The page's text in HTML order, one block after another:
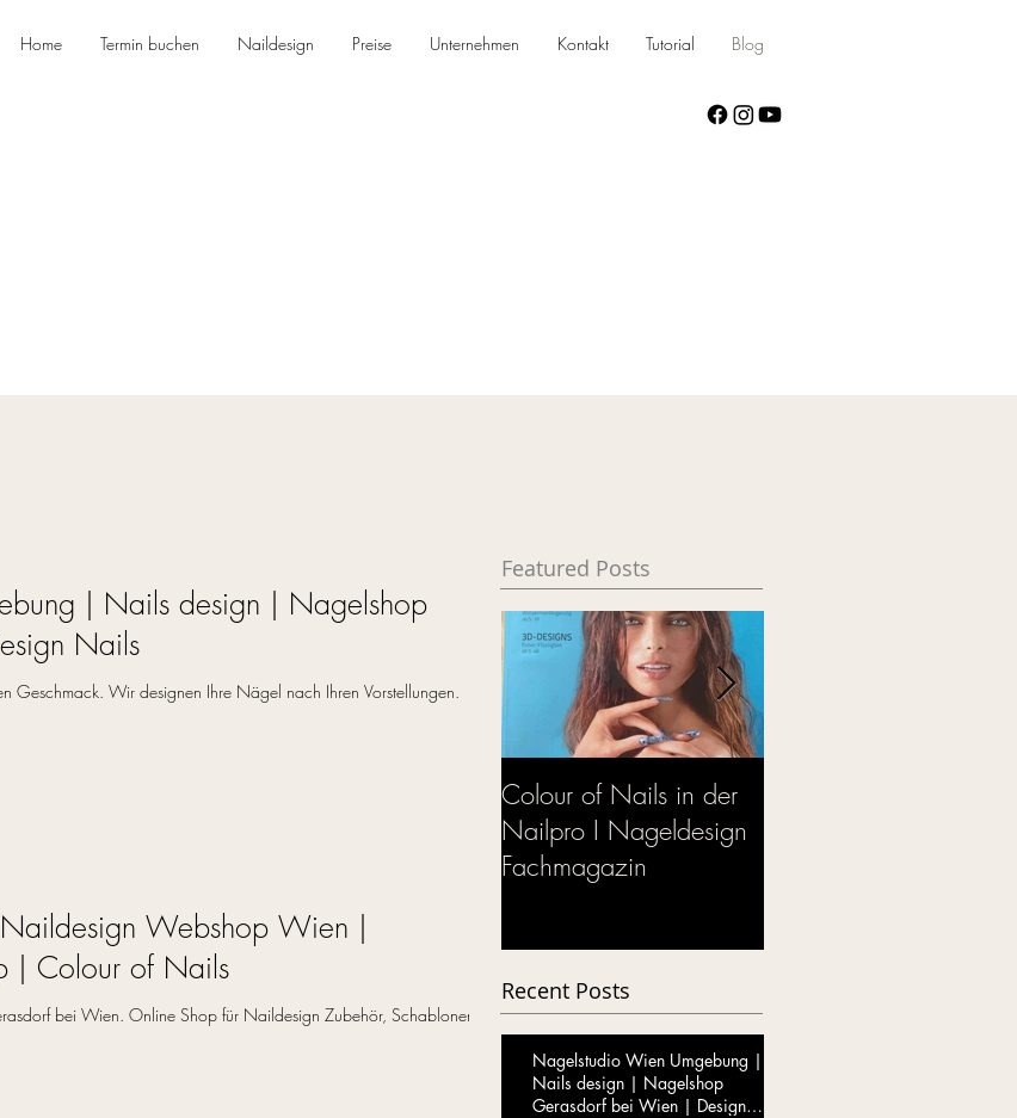
Home Termin buchen Naildesign Preise Unternehmen Kontakt Tutorial Blog
| Nails design | Nagelshop
Nails
Geschmack. Wir designen Ihre Nägel nach Ihren Vorstellungen.
Webshop Wien |
| Colour of Nails
bei Wien. Online Shop für Naildesign Zubehör, Schablonen,
Featured Posts
Colour of Nails in der
Nailpro I Nageldesign
Fachmagazin
Recent Posts
Nagelstudio Wien Umgebung |
Nails design | Nagelshop
Gerasdorf bei Wien | Design